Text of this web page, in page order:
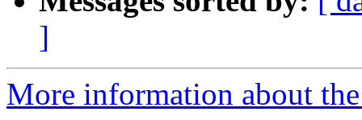
]
More information about